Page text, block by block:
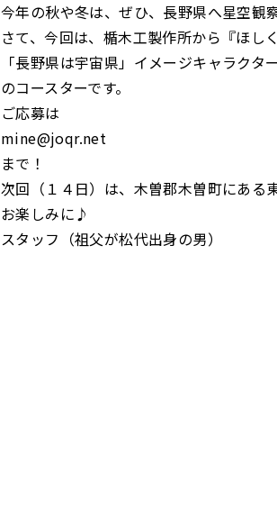
今年の秋や冬は、ぜひ、長野県へ星空観
さて、今回は、楯木工製作所から『ほし
「長野県は宇宙県」イメージキャラク
のコースターです。
ご応募は
mine@joqr.net
まで！
次回（１４日）は、木曽郡木曽町にある
お楽しみに♪
スタッフ（祖父が松代出身の男）